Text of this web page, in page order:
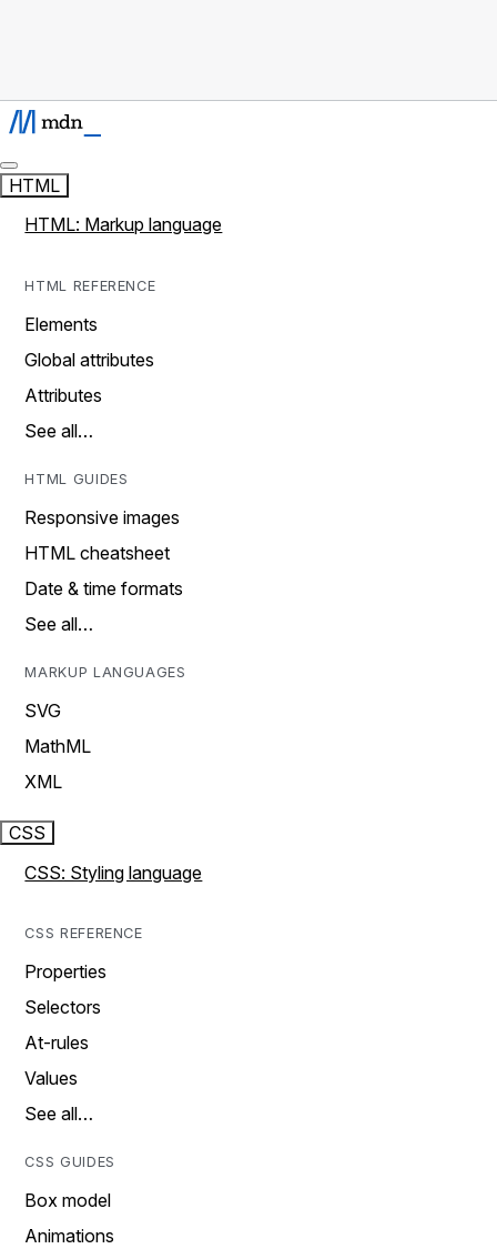
HTML
HTML: Markup language
HTML REFERENCE
Elements
Global attributes
Attributes
See all…
HTML GUIDES
Responsive images
HTML cheatsheet
Date & time formats
See all…
MARKUP LANGUAGES
SVG
MathML
XML
CSS
CSS: Styling language
CSS REFERENCE
Properties
Selectors
At-rules
Values
See all…
CSS GUIDES
Box model
Animations